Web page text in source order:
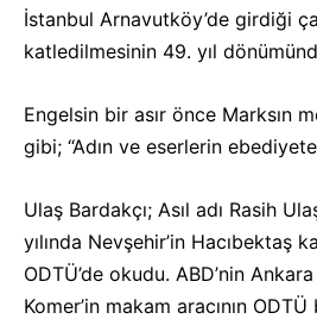
İstanbul Arnavutköy’de girdiği
katledilmesinin 49. yıl
Engelsin bir asır önce Marksın
gibi; “Adın ve eserlerin
Ulaş Bardakçı; Asıl adı Rasih
yılında Nevşehir’in Hacıbektaş
ODTÜ’de okudu. ABD’nin
Komer’in makam aracının